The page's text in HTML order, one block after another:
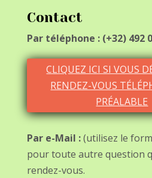
Contact
Par téléphone : (+32) 492
CLIQUEZ ICI SI VOUS
RENDEZ-VOUS
PRÉALABLE
Par e-Mail :(utilisez le
pour toute autre question
rendez-vous.